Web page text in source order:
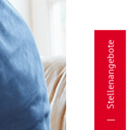
Stellenangebote